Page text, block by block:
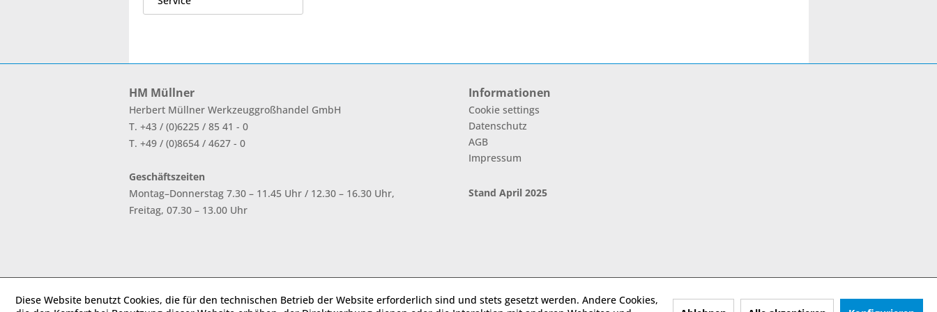
HM Müllner
Herbert Müllner Werkzeuggroßhandel GmbH
T. +43 / (0)6225 / 85 41 - 0
T. +49 / (0)8654 / 4627 - 0
Geschäftszeiten
Montag–Donnerstag 7.30 – 11.45 Uhr / 12.30 – 16.30 Uhr,
Freitag, 07.30 – 13.00 Uhr
Informationen
Cookie settings
Datenschutz
AGB
Impressum
Stand April 2025
Diese Website benutzt Cookies, die für den technischen Betrieb der Website erforderlich sind und stets gesetzt werden. Andere Cookies,